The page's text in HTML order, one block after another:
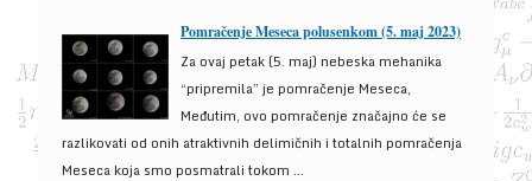
Pomračenje Meseca polusenkom (5. maj 2023)
Za ovaj petak (5. maj) nebeska mehanika
“pripremila” je pomračenje Meseca,
Međutim, ovo pomračenje značajno će se
razlikovati od onih atraktivnih delimičnih i totalnih pomračenja
Meseca koja smo posmatrali tokom ...